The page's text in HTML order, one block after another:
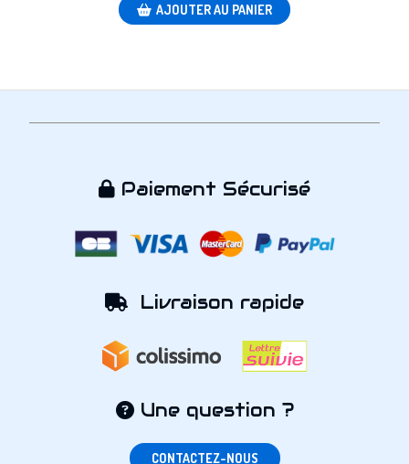
AJOUTER AU PANIER
 Paiement Sécurisé
 Livraison rapide
Une question ?
CONTACTEZ-NOUS